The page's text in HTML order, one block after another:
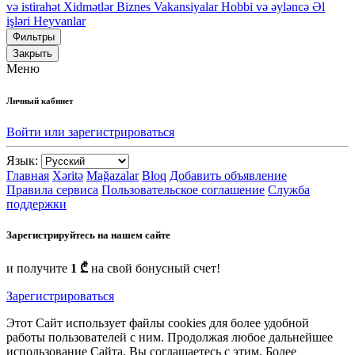
və istirahət Xidmətlər Biznes Vakansiyalar Hobbi və əyləncə Əl
işləri Heyvanlar
Фильтры
Закрыть
Меню
Личный кабинет
Войти или зарегистрироваться
Язык:
Главная Xəritə Mağazalar Bloq Добавить объявление
Правила сервиса Пользовательское соглашение Служба
поддержки
Зарегистрируйтесь на нашем сайте
и получите 1 ₾ на свой бонусный счет!
Зарегистрироваться
Этот Сайт использует файлы cookies для более удобной
работы пользователей с ним. Продолжая любое дальнейшее
использование Сайта, Вы соглашаетесь с этим. Более